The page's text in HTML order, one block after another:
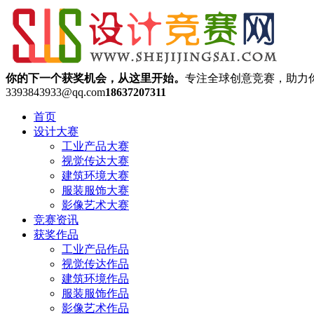
你的下一个获奖机会，从这里开始。 专注全球创意竞赛，助力
3393843933@qq.com18637207311
首页
设计大赛
工业产品大赛
视觉传达大赛
建筑环境大赛
服装服饰大赛
影像艺术大赛
竞赛资讯
获奖作品
工业产品作品
视觉传达作品
建筑环境作品
服装服饰作品
影像艺术作品